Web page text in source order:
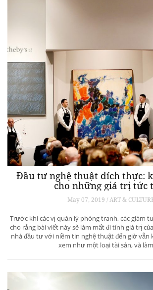
Đầu tư nghệ thuật đích thực:
cho những giá trị tức
May 07, 2019 / ART &
Trước khi các vị quản lý phòng tranh, các giám
cho rằng bài viết này sẽ làm mất đi tính giá trị
nhà đầu tư với niềm tin nghệ thuật đến giờ
xem như một loại tài sản, và